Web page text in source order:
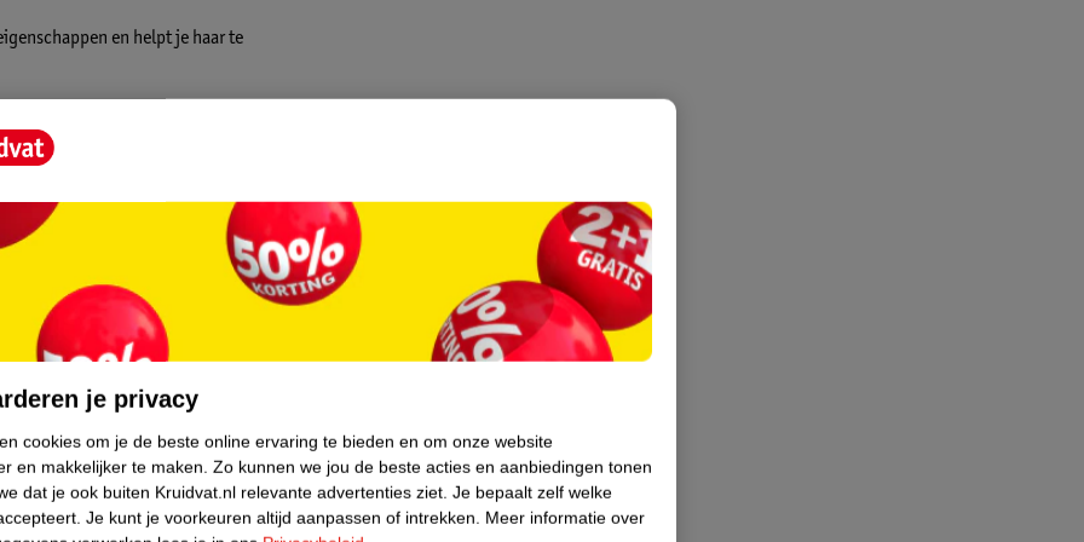
en helpt je haar te
haar. Gebruik het op droog en vochtig
het pluizen van je haar en is geschikt
je privacy
cookies om je de beste online ervaring te bieden en om onze website
en makkelijker te maken. Zo kunnen we jou de beste acties en aanbiedingen tonen
dat je ook buiten Kruidvat.nl relevante advertenties ziet. Je bepaalt zelf welke
Je kunt je voorkeuren altijd aanpassen of intrekken. Meer informatie over